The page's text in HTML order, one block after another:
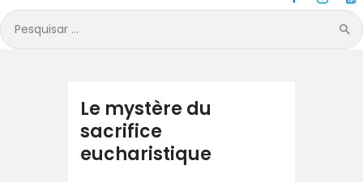
Pesquisar
por:
Boutique en ligne
Nous aider
Le mystère du
sacrifice
eucharistique